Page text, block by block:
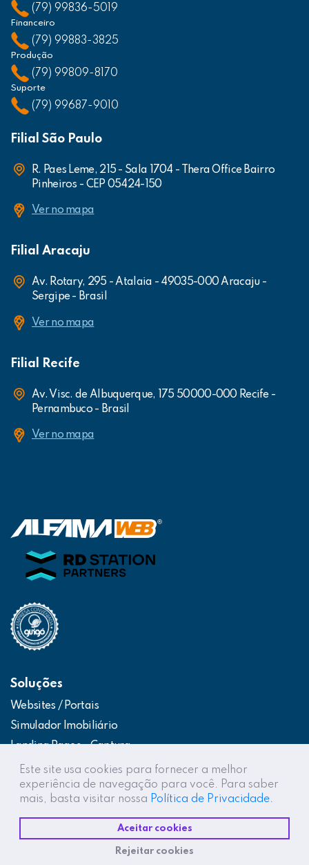
Este site usa cookies para fornecer a melhor
experiência de navegação para você. Para saber
mais, basta visitar nossa Política de Privacidade.
Aceitar cookies
Rejeitar cookies
(79) 99836-5019
Financeiro
(79) 99883-3825
Produção
(79) 99809-8170
Suporte
(79) 99687-9010
Filial São Paulo
R. Paes Leme, 215 - Sala 1704 - Thera Office Bairro
Pinheiros - CEP 05424-150
Ver no mapa
Filial Aracaju
Av. Rotary, 295 - Atalaia - 49035-000 Aracaju -
Sergipe - Brasil
Ver no mapa
Filial Recife
Av. Visc. de Albuquerque, 175 50000-000 Recife -
Pernambuco - Brasil
Ver no mapa
Soluções
Websites / Portais
Simulador Imobiliário
Landing Pages – Captura
Web App – Portal do Cliente
Intranets / Extranets
Integração Construtor de Vendas
Destaques